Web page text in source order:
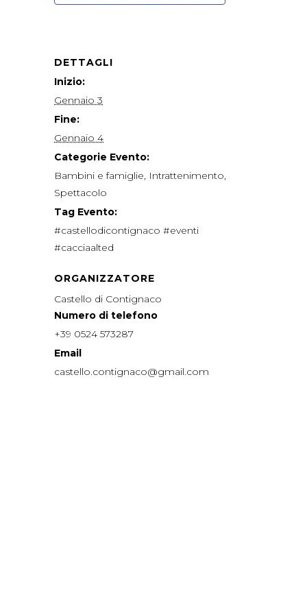
DETTAGLI
Inizio:
Gennaio 3
Fine:
Gennaio 4
Categorie Evento:
Bambini e famiglie, Intrattenimento,
Spettacolo
Tag Evento:
#castellodicontignaco #eventi
#cacciaalted
ORGANIZZATORE
Castello di Contignaco
Numero di telefono
+39 0524 573287
Email
castello.contignaco@gmail.com